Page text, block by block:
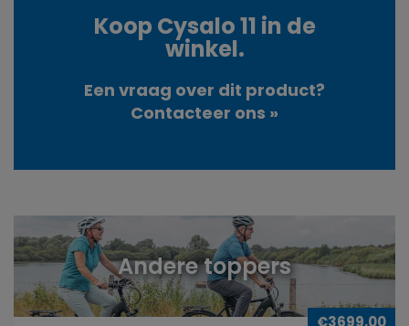
Koop Cysalo 11 in de
winkel.
Een vraag over dit product?
Contacteer ons »
Andere toppers